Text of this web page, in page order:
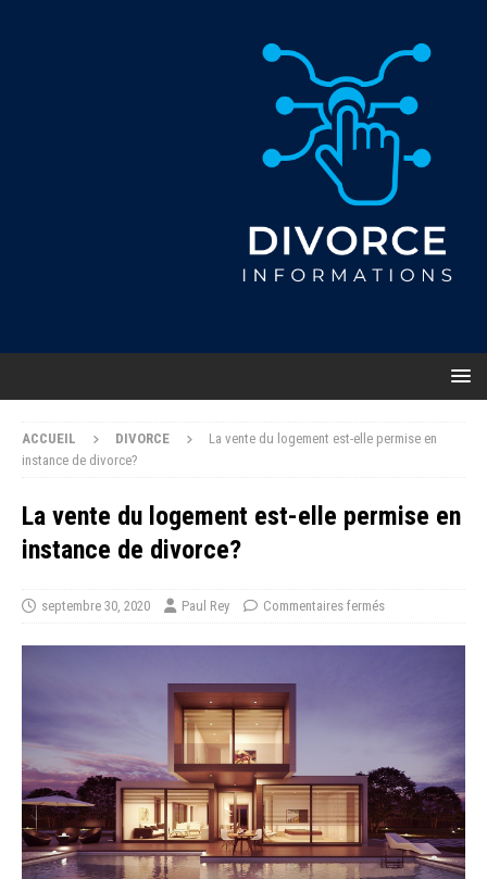
ACCUEIL DIVORCE
La vente du logement est-elle permise en
instance de divorce?
La vente du logement est-elle permise en
instance de divorce?
septembre 30, 2020 Paul Rey Commentaires fermés